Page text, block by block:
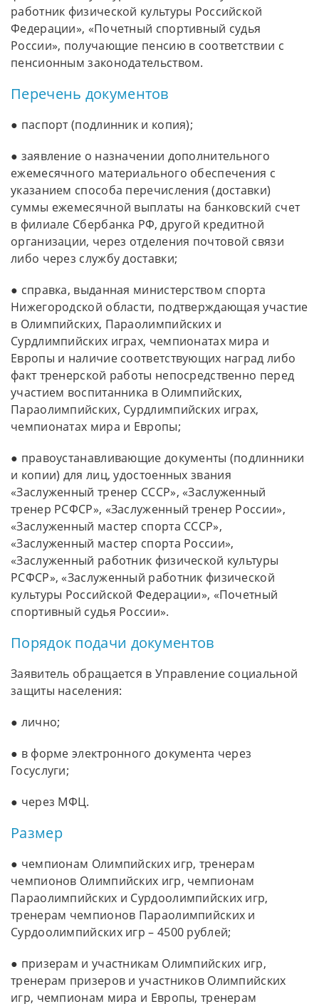
работник физической культуры Российской
Федерации», «Почетный спортивный судья
России», получающие пенсию в соответствии с
пенсионным законодательством.
Перечень документов
● паспорт (подлинник и копия);
● заявление о назначении дополнительного
ежемесячного материального обеспечения с
указанием способа перечисления (доставки)
суммы ежемесячной выплаты на банковский счет
в филиале Сбербанка РФ, другой кредитной
организации, через отделения почтовой связи
либо через службу доставки;
● справка, выданная министерством спорта
Нижегородской области, подтверждающая участие
в Олимпийских, Параолимпийских и
Сурдлимпийских играх, чемпионатах мира и
Европы и наличие соответствующих наград либо
факт тренерской работы непосредственно перед
участием воспитанника в Олимпийских,
Параолимпийских, Сурдлимпийских играх,
чемпионатах мира и Европы;
● правоустанавливающие документы (подлинники
и копии) для лиц, удостоенных звания
«Заслуженный тренер СССР», «Заслуженный
тренер РСФСР», «Заслуженный тренер России»,
«Заслуженный мастер спорта СССР»,
«Заслуженный мастер спорта России»,
«Заслуженный работник физической культуры
РСФСР», «Заслуженный работник физической
культуры Российской Федерации», «Почетный
спортивный судья России».
Порядок подачи документов
Заявитель обращается в Управление социальной
защиты населения:
● лично;
● в форме электронного документа через
Госуслуги;
● через МФЦ.
Размер
● чемпионам Олимпийских игр, тренерам
чемпионов Олимпийских игр, чемпионам
Параолимпийских и Сурдоолимпийских игр,
тренерам чемпионов Параолимпийских и
Сурдоолимпийских игр – 4500 рублей;
● призерам и участникам Олимпийских игр,
тренерам призеров и участников Олимпийских
игр, чемпионам мира и Европы, тренерам